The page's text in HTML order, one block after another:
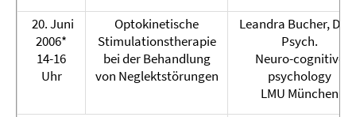
20. Juni
2006*
14-16
Uhr
Optokinetische
Stimulationstherapie
bei der Behandlung
von Neglektstörungen
Leandra Bucher,
Psych.
Neuro-cognitive
psychology
LMU München